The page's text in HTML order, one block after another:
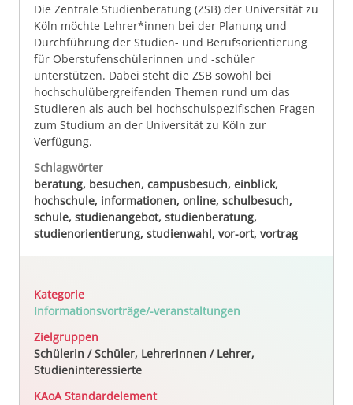
Die Zentrale Studienberatung (ZSB) der Universität zu
Köln möchte Lehrer*innen bei der Planung und
Durchführung der Studien- und Berufsorientierung
für Oberstufenschülerinnen und -schüler
unterstützen. Dabei steht die ZSB sowohl bei
hochschulübergreifenden Themen rund um das
Studieren als auch bei hochschulspezifischen Fragen
zum Studium an der Universität zu Köln zur
Verfügung.
Schlagwörter
beratung, besuchen, campusbesuch, einblick,
hochschule, informationen, online, schulbesuch,
schule, studienangebot, studienberatung,
studienorientierung, studienwahl, vor-ort, vortrag
Kategorie
Informationsvorträge/-veranstaltungen
Zielgruppen
Schülerin / Schüler, Lehrerinnen / Lehrer,
Studieninteressierte
KAoA Standardelement